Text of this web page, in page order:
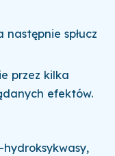
spłucz
przez kilka
efektów.